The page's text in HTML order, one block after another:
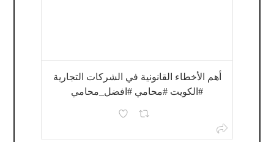
أهم الأخطاء القانونية في الشركات التجارية
#الكويت #محامي #افضل_محامي